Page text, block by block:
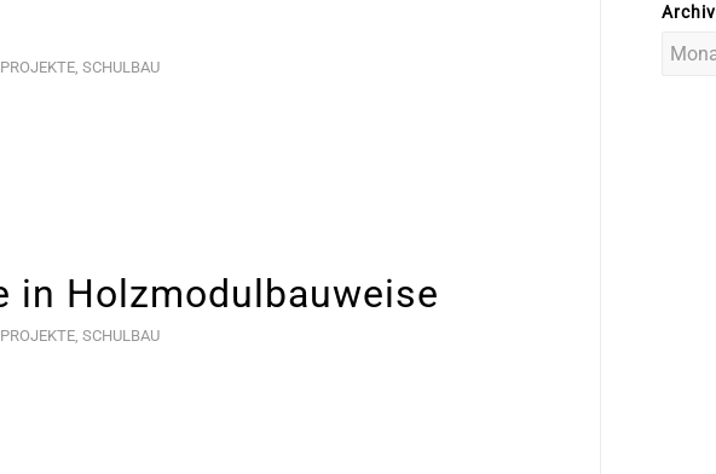
PROJEKTE, SCHULBAU
in Holzmodulbauweise
PROJEKTE, SCHULBAU
Archiv